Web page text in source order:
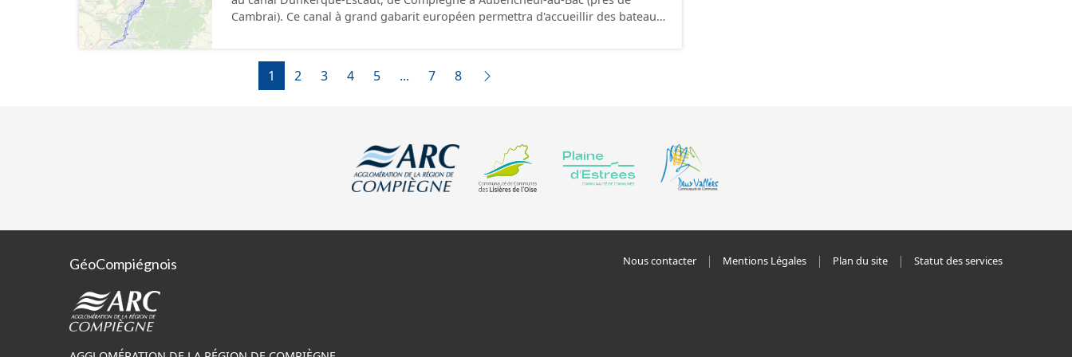
département de l’Oise. Cette ressource contient le périmètre de la déclaration
d'utilité publique (DUP).
Cambrai). Ce canal à grand gabarit européen permettra d'accueillir des bateaux
camions. Cette ressource est disponible uniquement sur la partie du sud CSNE.
1 2 3 4 5 ... 7 8
GéoCompiégnois Nous contacter Mentions Légales Plan du site Statut des services